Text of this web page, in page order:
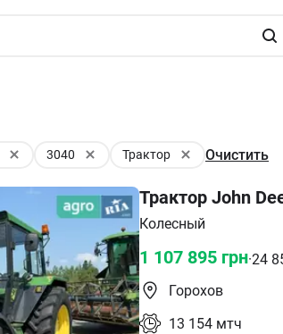
3040 Трактор Очистить
Трактор John
Колесный
1 107 895 грн·24
Горохов
13 154 мтч